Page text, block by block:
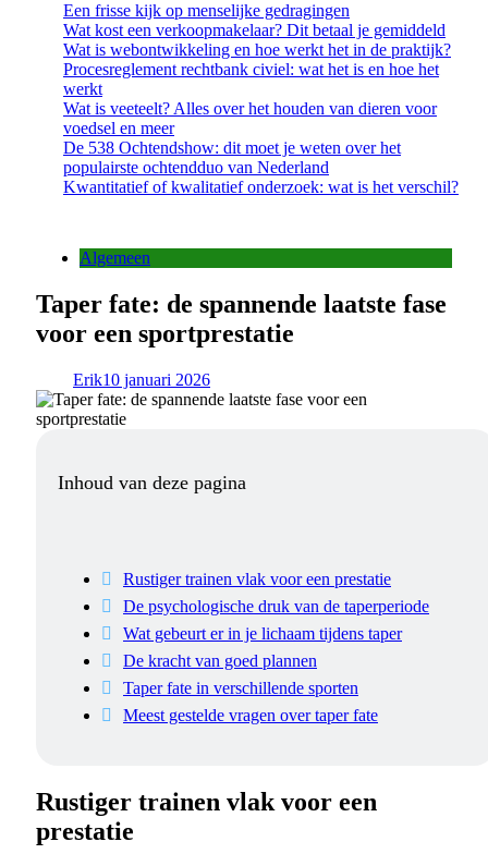
Een frisse kijk op menselijke gedragingen
Wat kost een verkoopmakelaar? Dit betaal je gemiddeld
Wat is webontwikkeling en hoe werkt het in de praktijk?
Procesreglement rechtbank civiel: wat het is en hoe het
werkt
Wat is veeteelt? Alles over het houden van dieren voor
voedsel en meer
De 538 Ochtendshow: dit moet je weten over het
populairste ochtendduo van Nederland
Kwantitatief of kwalitatief onderzoek: wat is het verschil?
Algemeen
Taper fate: de spannende laatste fase
voor een sportprestatie
Erik10 januari 2026
Inhoud van deze pagina
Rustiger trainen vlak voor een prestatie
De psychologische druk van de taperperiode
Wat gebeurt er in je lichaam tijdens taper
De kracht van goed plannen
Taper fate in verschillende sporten
Meest gestelde vragen over taper fate
Rustiger trainen vlak voor een
prestatie